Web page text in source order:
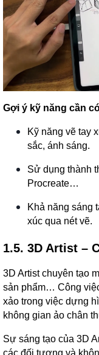
Gợi ý kỹ năng cần
Kỹ năng vẽ tay
sắc, ánh sáng.
Sử dụng thành
Procreate…
Khả năng sáng
xúc qua nét vẽ.
1.5. 3D Artist –
3D Artist chuyên tạo
sản phẩm… Công
xảo trong việc dựng
không gian ảo chân
Sự sáng tạo của 3D
các đối tượng và